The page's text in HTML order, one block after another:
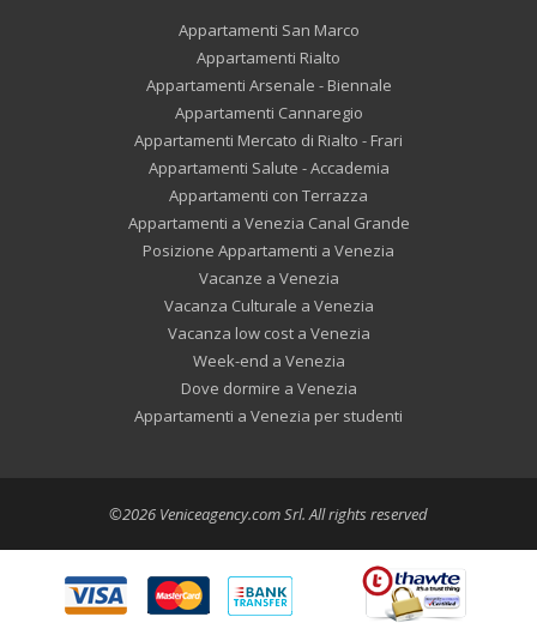
Appartamenti San Marco
Appartamenti Rialto
Appartamenti Arsenale - Biennale
Appartamenti Cannaregio
Appartamenti Mercato di Rialto - Frari
Appartamenti Salute - Accademia
Appartamenti con Terrazza
Appartamenti a Venezia Canal Grande
Posizione Appartamenti a Venezia
Vacanze a Venezia
Vacanza Culturale a Venezia
Vacanza low cost a Venezia
Week-end a Venezia
Dove dormire a Venezia
Appartamenti a Venezia per studenti
©2026 Veniceagency.com Srl. All rights reserved